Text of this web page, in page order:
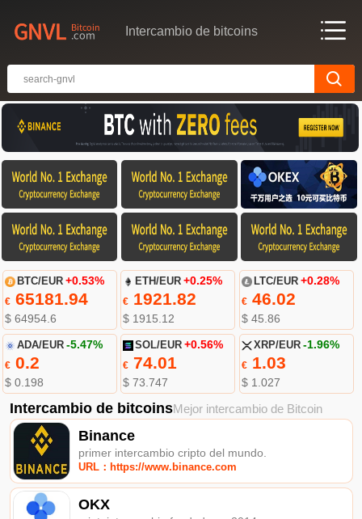
Intercambio de bitcoins
BTC/EUR +0.53%
€65181.94
$ 64954.6
ETH/EUR +0.25%
€ 1921.82
$ 1915.12
LTC/EUR +0.28%
€46.02
$ 45.86
ADA/EUR -5.47%
€0.2
$ 0.198
SOL/EUR +0.56%
€ 74.01
$ 73.747
XRP/EUR -1.96%
€1.03
$ 1.027
Intercambio de bitcoinsMejor intercambio de Bitcoin
Binance
primer intercambio cripto del mundo.
URL：https://www.binance.com
OKX